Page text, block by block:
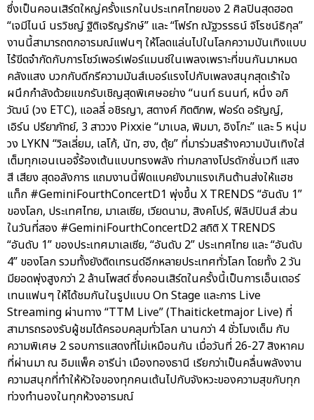
ซึ่งเป็นคอนเสิร์ตใหญ่ครั้งแรกในประเทศไทยของ 2 ศิลปินสุดฮอต
“เจมีไนน์ นรวิชญ์ ฐิติเจริญรักษ์” และ “โฟร์ท ณัฐวรรธน์ จิโรชน์ธิกุล”
งานนี้สามารถตกอารมณ์แฟนๆ ให้โลดแล่นไปในโลกความบันเทิงแบบ
ไร้ขีดจำกัดกับการโชว์เพอร์เฟอร์แมนซ์ในเพลงเพราะที่ขนกันมาหมด
คลังแสง บวกกับดีกรีความมันส์เบอร์แรงไปกับเพลงสนุกสุดเร้าใจ
ผนึกกำลังด้วยแขกรับเชิญสุดพิเศษอย่าง “นนท์ ธนนท์, หนึ่ง อภิ
วัฒน์ (วง ETC), แอลลี่ อชิรญา, สตางค์ กิตติภพ, ฟอร์ด อรัญญ์,
เอิร์น ปรียาภัทย์, 3 สาววง Pixxie “มาเบล, พิมมา, อิงโกะ” และ 5 หนุ่ม
วง LYKN “วิลเลี่ยม, เลโก้, นัท, ฮง, ตุ้ย” ที่มาร่วมสร้างความบันเทิงใส่
เต็มทุกเอนเนอจี้ร้องเต้นแบบทรงพลัง ท่ามกลางโปรดักชั่นเวที แสง
สี เสียง สุดอลังการ แถมงานนี้ฟีดแบคยังมาแรงเกินต้านส่งให้แฮช
แท็ก #GeminiFourthConcertD1 พุ่งขึ้น X TRENDS “อันดับ 1”
ของโลก, ประเทศไทย, มาเลเซีย, เวียดนาม, สิงคโปร์, ฟิลิปปินส์ ส่วน
ในวันที่สอง #GeminiFourthConcertD2 สถิติ X TRENDS
“อันดับ 1” ของประเทศมาเลเซีย, “อันดับ 2” ประเทศไทย และ “อันดับ
4” ของโลก รวมทั้งยังติดเทรนด์อีกหลายประเทศทั่วโลก โดยทั้ง 2 วัน
มียอดพุ่งสูงกว่า 2 ล้านโพสต์ ซึ่งคอนเสิร์ตในครั้งนี้เป็นการเอ็นเตอร์
เทนแฟนๆ ให้ได้ชมกันในรูปแบบ On Stage และการ Live
Streaming ผ่านทาง “TTM Live” (Thaiticketmajor Live) ที่
สามารถรองรับผู้ชมได้ครอบคลุมทั่วโลก นานกว่า 4 ชั่วโมงเต็ม กับ
ความพิเศษ 2 รอบการแสดงที่ไม่เหมือนกัน เมื่อวันที่ 26-27 สิงหาคม
ที่ผ่านมา ณ อิมแพ็ค อารีน่า เมืองทองธานี เรียกว่าเป็นคลื่นพลังงาน
ความสนุกที่ทำให้หัวใจของทุกคนเต้นไปกับจังหวะของความสุขกับทุก
ท่วงทำนองในทุกห้วงอารมณ์